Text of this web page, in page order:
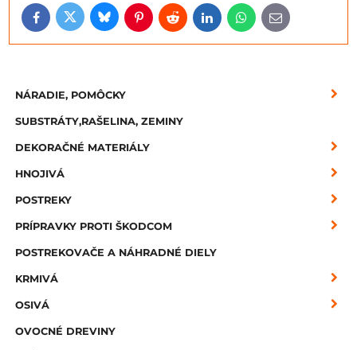
FacebookTwitterBlueskyPinterestRedditLinkedInWhatsApp
E-
mail
NÁRADIE, POMÔCKY
SUBSTRÁTY,RAŠELINA, ZEMINY
DEKORAČNÉ MATERIÁLY
HNOJIVÁ
POSTREKY
PRÍPRAVKY PROTI ŠKODCOM
POSTREKOVAČE A NÁHRADNÉ DIELY
KRMIVÁ
OSIVÁ
OVOCNÉ DREVINY